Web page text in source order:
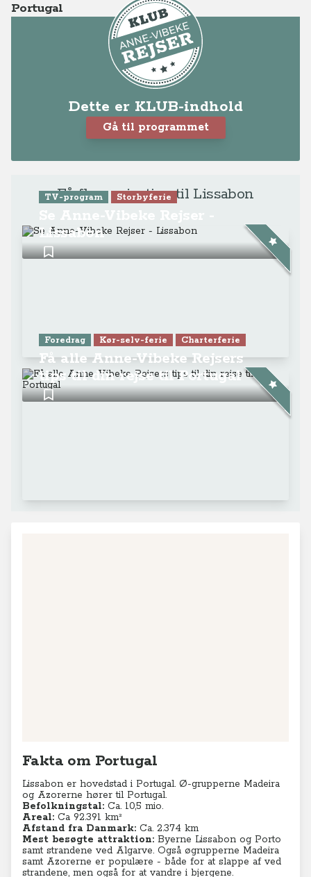
Portugal
Dette er KLUB-indhold
Gå til programmet
Få flere rejsetips til Lissabon
TV-program Storbyferie
Lissabon
Foredrag Kør-selv-ferie Charterferie
Få alle Anne-Vibeke Rejsers
tips til din rejse til Portugal
Fakta om Portugal
Lissabon er hovedstad i Portugal. Ø-grupperne Madeira
og Azorerne hører til Portugal.
Befolkningstal: Ca. 10,5 mio.
Areal: Ca 92.391 km²
Afstand fra Danmark: Ca. 2.374 km
Mest besøgte attraktion: Byerne Lissabon og Porto
samt strandene ved Algarve. Også øgrupperne Madeira
samt Azorerne er populære - både for at slappe af ved
strandene, men også for at vandre i bjergene.